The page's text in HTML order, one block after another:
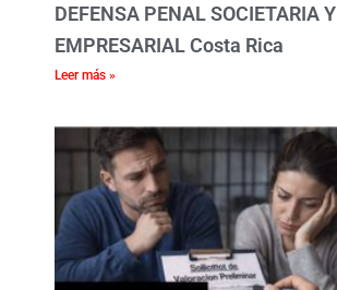
DEFENSA PENAL SOCIETARIA Y
EMPRESARIAL Costa Rica
Leer más »